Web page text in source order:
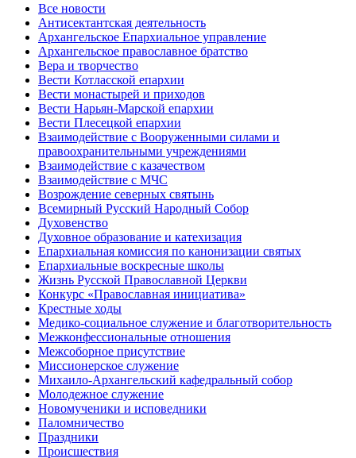
Все новости
Антисектантская деятельность
Архангельское Епархиальное управление
Архангельское православное братство
Вера и творчество
Вести Котласской епархии
Вести монастырей и приходов
Вести Нарьян-Марской епархии
Вести Плесецкой епархии
Взаимодействие с Вооруженными силами и
правоохранительными учреждениями
Взаимодействие с казачеством
Взаимодействие с МЧС
Возрождение северных святынь
Всемирный Русский Народный Собор
Духовенство
Духовное образование и катехизация
Епархиальная комиссия по канонизации святых
Епархиальные воскресные школы
Жизнь Русской Православной Церкви
Конкурс «Православная инициатива»
Крестные ходы
Медико-социальное служение и благотворительность
Межконфессиональные отношения
Межсоборное присутствие
Миссионерское служение
Михаило-Архангельский кафедральный собор
Молодежное служение
Новомученики и исповедники
Паломничество
Праздники
Происшествия